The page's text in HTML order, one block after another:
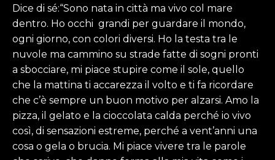
Dice di sé:“Sono nata in città ma vivo col mare
dentro. Ho occhi grandi per guardare il mondo,
ogni giorno, con colori diversi. Ho la testa tra le
nuvole ma cammino su strade fatte di sogni pronti
a sbocciare, mi piace stupire come il sole, quello
che la mattina ti accarezza il volto e ti fa ricordare
che c’è sempre un buon motivo per alzarsi. Amo la
pizza, il gelato e la cioccolata calda perché io vivo
così, di sensazioni estreme, perché a vent’anni una
cosa o gela o brucia. Mi piace vivere tra le parole